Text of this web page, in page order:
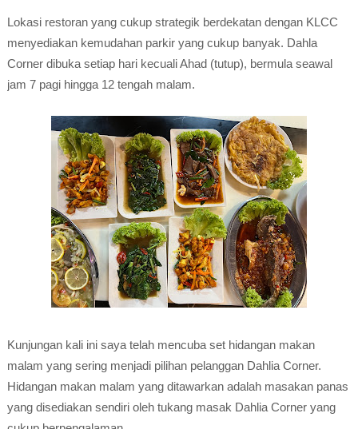
Lokasi restoran yang cukup strategik berdekatan dengan KLCC
menyediakan kemudahan parkir yang cukup banyak. Dahla
Corner dibuka setiap hari kecuali Ahad (tutup), bermula seawal
jam 7 pagi hingga 12 tengah malam.
Kunjungan kali ini saya telah mencuba set hidangan makan
malam yang sering menjadi pilihan pelanggan Dahlia Corner.
Hidangan makan malam yang ditawarkan adalah masakan panas
yang disediakan sendiri oleh tukang masak Dahlia Corner yang